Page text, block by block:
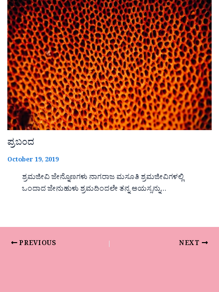
ಪ್ರಬಂದ
October 19, 2019
ಶ್ರಮಜೀವಿ ಜೇನ್ನೊಣಗಳು ನಾಗರಾಜ ಮಸೂತಿ ಶ್ರಮಜೀವಿಗಳಲ್ಲಿ
ಒಂದಾದ ಜೇನುಹುಳು ಶ್ರಮದಿಂದಲೇ ತನ್ನ ಆಯಸ್ಸನ್ನು…
PREVIOUS NEXT